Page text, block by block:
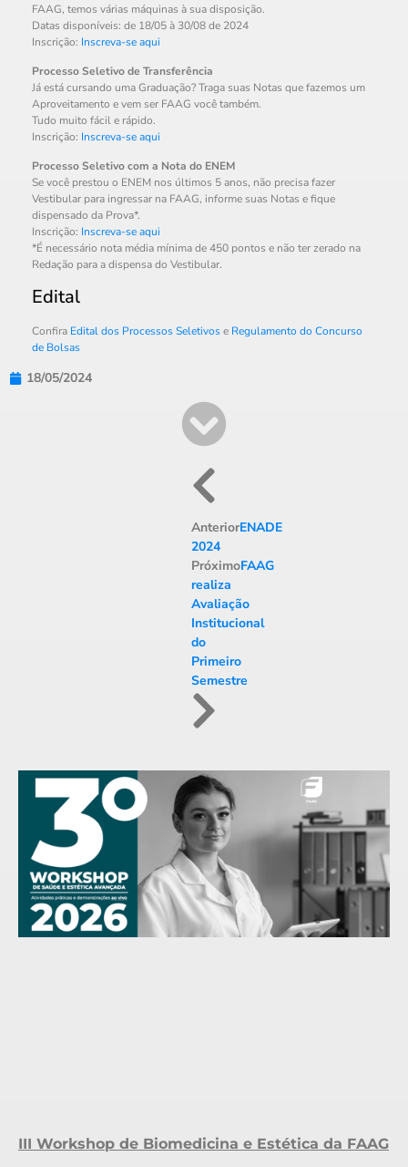
FAAG, temos várias máquinas à sua disposição.
Datas disponíveis: de 18/05 à 30/08 de 2024
Inscrição: Inscreva-se aqui
Processo Seletivo de Transferência
Já está cursando uma Graduação? Traga suas Notas que fazemos um
Aproveitamento e vem ser FAAG você também.
Tudo muito fácil e rápido.
Inscrição: Inscreva-se aqui
Processo Seletivo com a Nota do ENEM
Se você prestou o ENEM nos últimos 5 anos, não precisa fazer
Vestibular para ingressar na FAAG, informe suas Notas e fique
dispensado da Prova*.
Inscrição: Inscreva-se aqui
*É necessário nota média mínima de 450 pontos e não ter zerado na
Redação para a dispensa do Vestibular.
Edital
Confira Edital dos Processos Seletivose Regulamento do Concurso
de Bolsas
18/05/2024
AnteriorENADE
2024
PróximoFAAG
realiza
Avaliação
Institucional
do
Primeiro
Semestre
III Workshop de Biomedicina e Estética da FAAG